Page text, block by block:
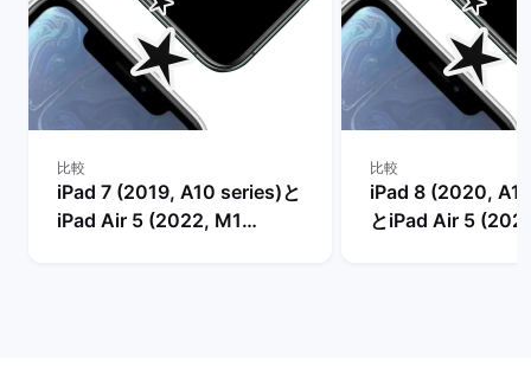
比較
iPad 7 (2019, A10 series)と
iPad Air 5 (2022, M1
比較
iPad 8 (2020,
とiPad Air 5